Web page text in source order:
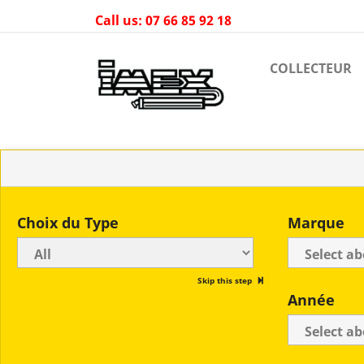
Call us: 07 66 85 92 18
COLLECTEUR
Choix du Type
Skip this step
Marque
Année